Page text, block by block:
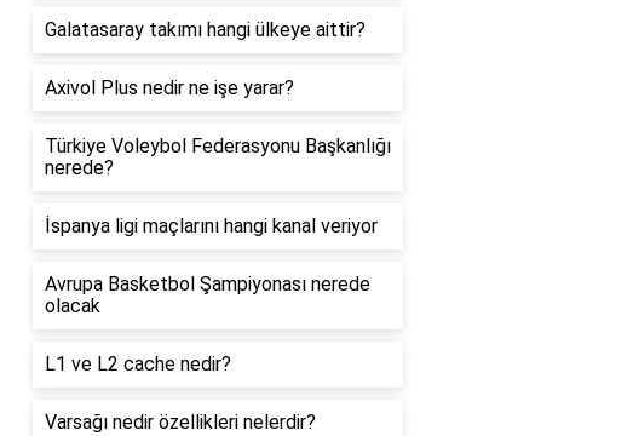
Galatasaray takımı hangi ülkeye aittir?
Axivol Plus nedir ne işe yarar?
Türkiye Voleybol Federasyonu Başkanlığı
nerede?
İspanya ligi maçlarını hangi kanal veriyor
Avrupa Basketbol Şampiyonası nerede
olacak
L1 ve L2 cache nedir?
Varsağı nedir özellikleri nelerdir?